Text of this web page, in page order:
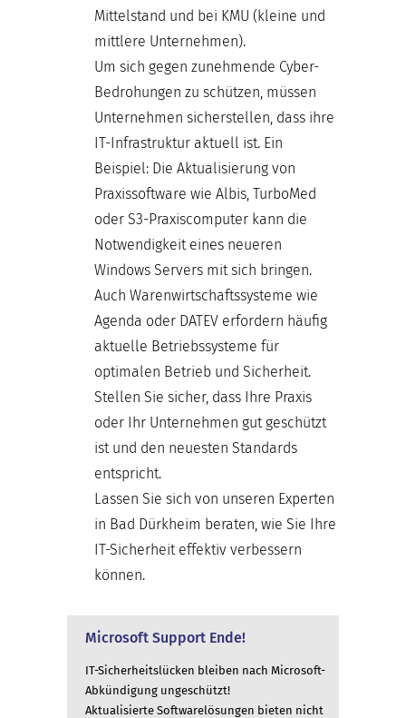
Mittelstand und bei KMU (kleine und
mittlere Unternehmen).
Um sich gegen zunehmende Cyber-
Bedrohungen zu schützen, müssen
Unternehmen sicherstellen, dass ihre
IT-Infrastruktur aktuell ist. Ein
Beispiel: Die Aktualisierung von
Praxissoftware wie Albis, TurboMed
oder S3-Praxiscomputer kann die
Notwendigkeit eines neueren
Windows Servers mit sich bringen.
Auch Warenwirtschaftssysteme wie
Agenda oder DATEV erfordern häufig
aktuelle Betriebssysteme für
optimalen Betrieb und Sicherheit.
Stellen Sie sicher, dass Ihre Praxis
oder Ihr Unternehmen gut geschützt
ist und den neuesten Standards
entspricht.
Lassen Sie sich von unseren Experten
in Bad Dürkheim beraten, wie Sie Ihre
IT-Sicherheit effektiv verbessern
können.
Microsoft Support Ende!
IT-Sicherheitslücken bleiben nach Microsoft-
Abkündigung ungeschützt!
Aktualisierte Softwarelösungen bieten nicht